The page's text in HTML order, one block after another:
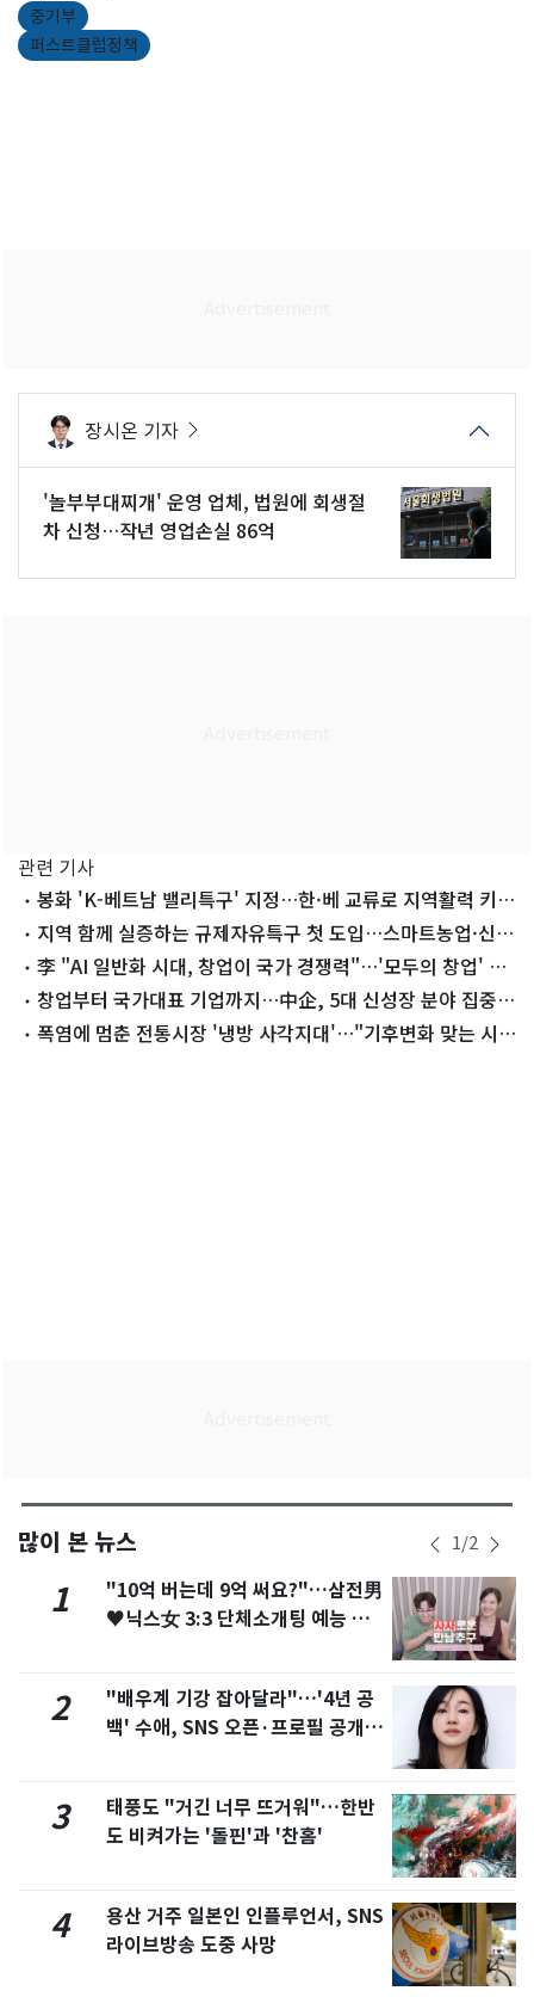
중기부
퍼스트클럽정책
장시온 기자
'놀부부대찌개' 운영 업체, 법원에 회생절
차 신청…작년 영업손실 86억
관련 기사
봉화 'K-베트남 밸리특구' 지정…한·베 교류로 지역활력 키
운다지역 함께 실증하는 규제자유특구 첫 도입…스마트농업·신
해양레저 추진
李 "AI 일반화 시대, 창업이 국가 경쟁력"…'모두의 창업' 재
시동창업부터 국가대표 기업까지…中企, 5대 신성장 분야 집중
육성폭염에 멈춘 전통시장 '냉방 사각지대'…"기후변화 맞는 시설
많이 본 뉴스 1/2
1
"10억 버는데 9억 써요?"…삼전男
♥닉스女 3:3 단체소개팅 예능 화
2
"배우계 기강 잡아달라"…'4년 공
백' 수애, SNS 오픈·프로필 공개
3
태풍도 "거긴 너무 뜨거워"…한반
도 비켜가는 '돌핀'과 '찬홈'
4
용산 거주 일본인 인플루언서, SNS
라이브방송 도중 사망